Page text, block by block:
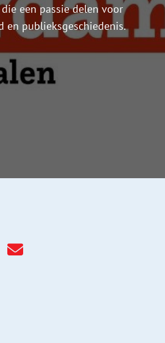
een passie delen voor
en publieksgeschiedenis.